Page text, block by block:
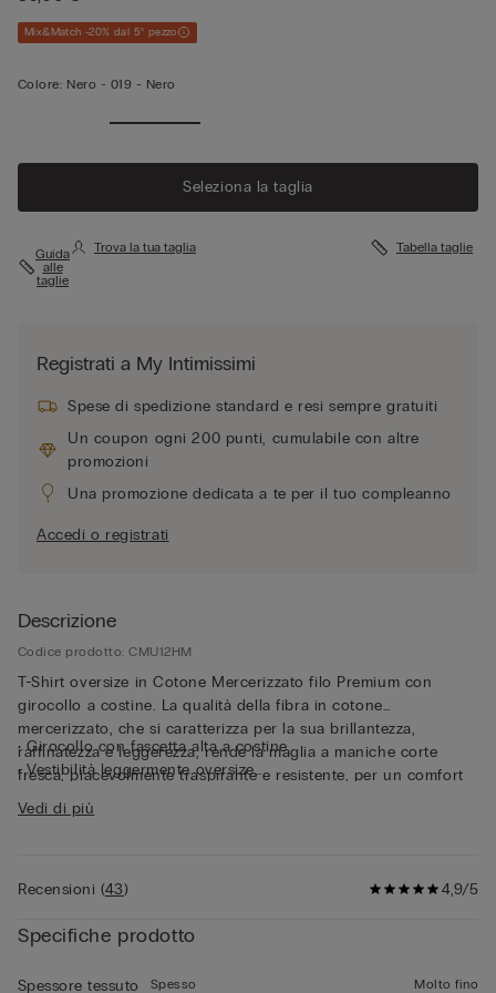
Mix&Match -20% dal 5° pezzo
Colore: Nero - 019 - Nero
Seleziona la taglia
Guida
alle
taglie
Trova la tua taglia Tabella taglie
Registrati a My Intimissimi
Spese di spedizione standard e resi sempre gratuiti
Un coupon ogni 200 punti, cumulabile con altre
promozioni
Una promozione dedicata a te per il tuo compleanno
Accedi o registrati
Descrizione
Codice prodotto: CMU12HM
T-Shirt oversize in Cotone Mercerizzato filo Premium con
girocollo a costine. La qualità della fibra in cotone
mercerizzato, che si caratterizza per la sua brillantezza,
raffinatezza e leggerezza, rende la maglia a maniche corte
fresca, piacevolmente traspirante e resistente, per un comfort
impeccabile a contatto con la pelle. Il tessuto sottile e il fit
rilassato rendono questa maglia a maniche corte perfetta come
• Girocollo con fascetta alta a costine
• Vestibilità leggermente oversize
Vedi di più
4,9/5
Recensioni(43)
Specifiche prodotto
Spessore tessuto Spesso Molto fino